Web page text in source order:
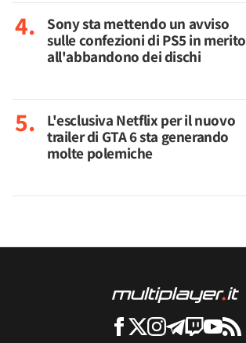
Sony sta mettendo un avviso
sulle confezioni di PS5 in merito
all'abbandono dei dischi
L'esclusiva Netflix per il nuovo
trailer di GTA 6 sta generando
molte polemiche